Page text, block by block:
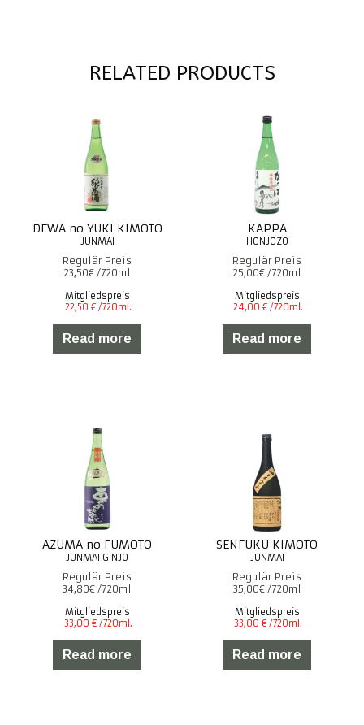
RELATED PRODUCTS
DEWA no YUKI KIMOTO
23,50€
Mitgliedspreis
Read more
KAPPA
25,00€
Mitgliedspreis
Read more
AZUMA no FUMOTO
34,80€
Mitgliedspreis
Read more
SENFUKU KIMOTO
35,00€
Mitgliedspreis
Read more